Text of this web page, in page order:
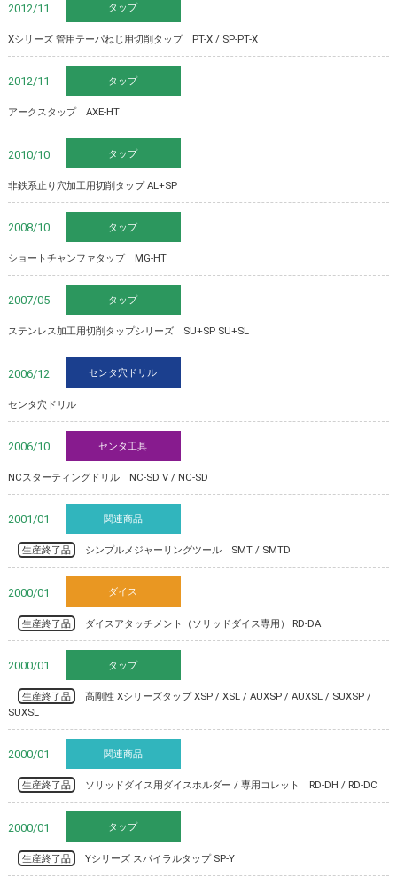
2012/11 タップ
Xシリーズ 管用テーパねじ用切削タップ PT-X / SP-PT-X
2012/11 タップ
アークスタップ AXE-HT
2010/10 タップ
非鉄系止り穴加工用切削タップ AL+SP
2008/10 タップ
ショートチャンファタップ MG-HT
2007/05 タップ
ステンレス加工用切削タップシリーズ SU+SP SU+SL
2006/12 センタ穴ドリル
センタ穴ドリル
2006/10 センタ工具
NCスターティングドリル NC-SD V / NC-SD
2001/01 関連商品
生産終了品 シンプルメジャーリングツール SMT / SMTD
2000/01 ダイス
生産終了品ダイスアタッチメント（ソリッドダイス専用） RD-DA
2000/01 タップ
生産終了品
高剛性 Xシリーズタップ XSP / XSL / AUXSP / AUXSL / SUXSP /
SUXSL
2000/01 関連商品
生産終了品 ソリッドダイス用ダイスホルダー / 専用コレット RD-DH / RD-DC
2000/01 タップ
生産終了品Yシリーズ スパイラルタップ SP-Y